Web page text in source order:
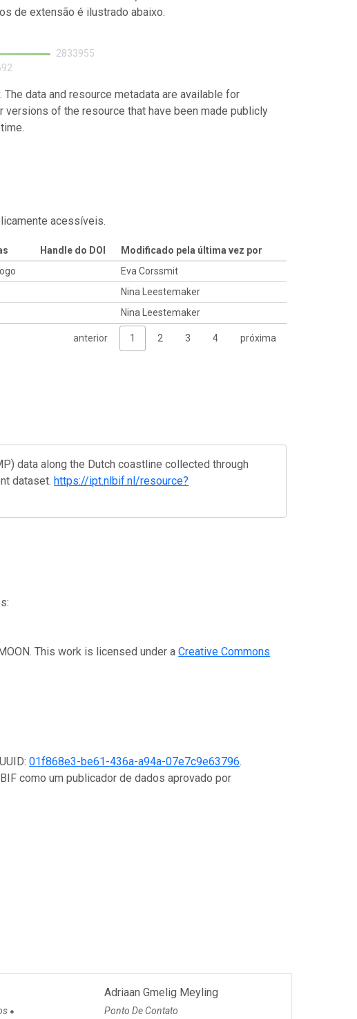
de extensão é ilustrado abaixo.
2833955
data and resource metadata are available for
versions of the resource that have been made publicly
acessíveis.
Handle do DOI
Modificado pela última vez por
Eva Corssmit
Nina Leestemaker
Nina Leestemaker
anterior 1 2 3 4 próxima
data along the Dutch coastline collected through
dataset. https://ipt.nlbif.nl/resource?
This work is licensed under aCreative Commons
01f868e3-be61-436a-a94a-07e7c9e63796.
como um publicador de dados aprovado por
●
Adriaan Gmelig Meyling
Ponto De Contato